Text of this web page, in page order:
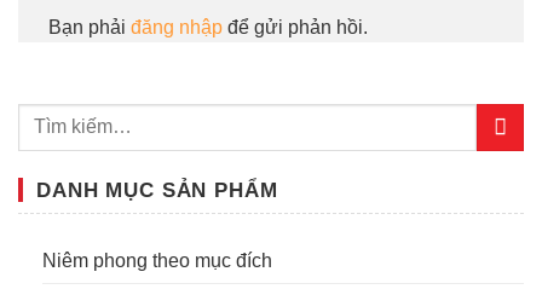
Bạn phải đăng nhập để gửi phản hồi.
DANH MỤC SẢN PHẨM
Niêm phong theo mục đích